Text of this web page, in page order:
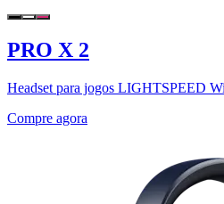
PRO X 2
Headset para jogos LIGHTSPEED
Compre agora